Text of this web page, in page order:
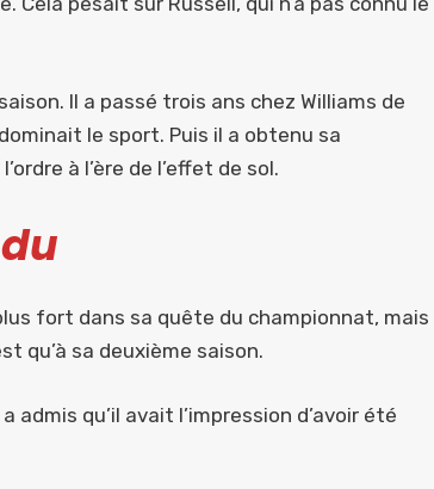
Il a passé trois ans chez Williams de
le sport. Puis il a obtenu sa
à l’ère de l’effet de sol.
fort dans sa quête du championnat, mais
qu’à sa deuxième saison.
qu’il avait l’impression d’avoir été